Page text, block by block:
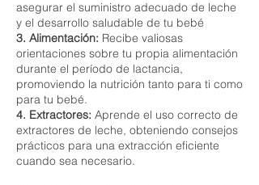
asegurar el suministro adecuado de leche
y el desarrollo saludable de tu bebé
3. Alimentación: Recibe valiosas
orientaciones sobre tu propia alimentación
durante el período de lactancia,
promoviendo la nutrición tanto para ti como
para tu bebé.
4. Extractores: Aprende el uso correcto de
extractores de leche, obteniendo consejos
prácticos para una extracción eficiente
cuando sea necesario.